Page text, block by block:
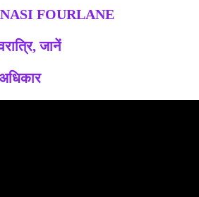
FOURLANE
जानें